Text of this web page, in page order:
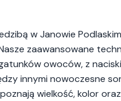
w Janowie
zaawansowane
owoców, z
innymi nowoczesne
wielkość, kolor